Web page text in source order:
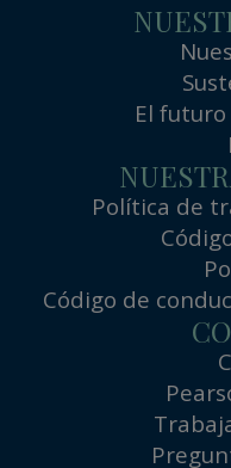
El
Política de
Código de